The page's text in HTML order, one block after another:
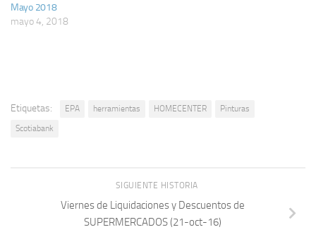
Mayo 2018
mayo 4, 2018
Etiquetas: EPA herramientas HOMECENTER
Pinturas
Scotiabank
SIGUIENTE HISTORIA
Viernes de Liquidaciones y Descuentos de
SUPERMERCADOS (21-oct-16)